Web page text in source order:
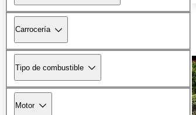
Carrocería
Tipo de combustible
Motor